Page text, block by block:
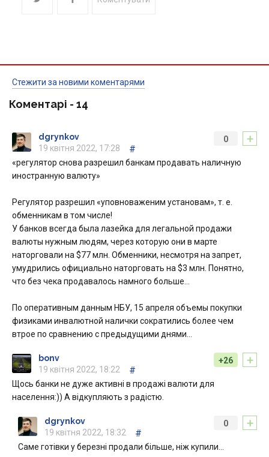
Стежити за новими коментарями
Коментарі - 14
+
0
dgrynkov
19 квітня 2022, 17:28
#
«регулятор снова разрешил банкам продавать наличную
иностранную валюту»
Регулятор разрешил «уповноваженим установам», т. е.
обменникам в том числе!
У банков всегда была лазейка для легальной продажи
валюты нужным людям, через которую они в марте
наторговали на $77 млн. Обменники, несмотря на запрет,
умудрились официально наторговать на $3 млн. Понятно,
что без чека продавалось намного больше…
По оперативным данным НБУ, 15 апреля объемы покупки
физиками инвалютной налички сократились более чем
втрое по сравнению с предыдущими днями…
+
+26
bonv
19 квітня 2022, 18:22
#
Щось банки не дуже активні в продажі валюти для
населення:)) А відкупляють з радістю.
+
0
dgrynkov
19 квітня 2022, 18:32
#
Саме готівки у березні продали більше, ніж купили…